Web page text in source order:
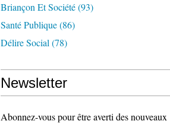
Briançon Et Société(93)
Santé Publique(86)
Délire Social (78)
Newsletter
Abonnez-vous pour être averti des nouveaux